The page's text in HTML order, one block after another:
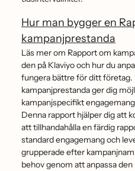
Hur man bygger en
kampanjprestanda
Läs mer om Rapport om
den på Klaviyo och hur du
fungera bättre för ditt företag.
kampanjprestanda ger dig
kampanjspecifikt
Denna rapport hjälper dig att
att tillhandahålla en färdig
standard engagemang och
grupperade efter
behov genom att anpassa